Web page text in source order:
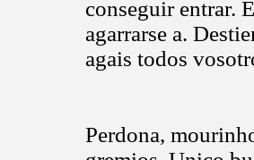
conseguir entrar.
agarrarse a.
agais todos
Perdona,